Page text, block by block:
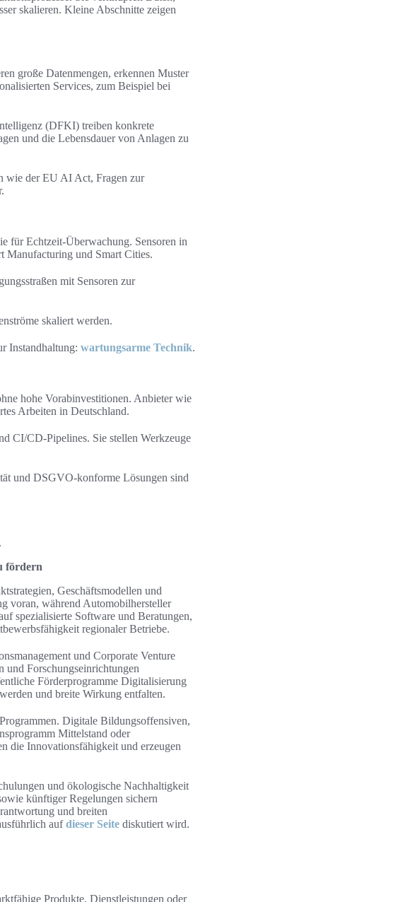
skalieren. Kleine Abschnitte zeigen
große Datenmengen, erkennen Muster
Services, zum Beispiel bei
(DFKI) treiben konkrete
und die Lebensdauer von Anlagen zu
wie der EU AI Act, Fragen zur
für Echtzeit-Überwachung. Sensoren in
Manufacturing und Smart Cities.
mit Sensoren zur
skaliert werden.
Instandhaltung: wartungsarme Technik.
hohe Vorabinvestitionen. Anbieter wie
Arbeiten in Deutschland.
CI/CD-Pipelines. Sie stellen Werkzeuge
und DSGVO-konforme Lösungen sind
fördern
Geschäftsmodellen und
voran, während Automobilhersteller
spezialisierte Software und Beratungen,
regionaler Betriebe.
und Corporate Venture
und Forschungseinrichtungen
Förderprogramme Digitalisierung
und breite Wirkung entfalten.
Digitale Bildungsoffensiven,
Mittelstand oder
die Innovationsfähigkeit und erzeugen
und ökologische Nachhaltigkeit
künftiger Regelungen sichern
und breiten
aufdieser Seite diskutiert wird.
Produkte, Dienstleistungen oder